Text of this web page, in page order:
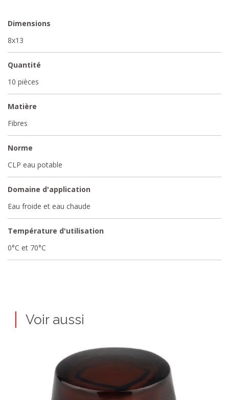
Dimensions
8x13
Quantité
10 pièces
Matière
Fibres
Norme
CLP eau potable
Domaine d'application
Eau froide et eau chaude
Température d'utilisation
0°C et 70°C
Voir aussi